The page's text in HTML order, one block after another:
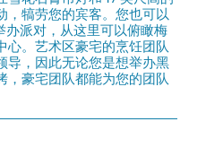
，犒劳您的宾客。您也可以
办派对，从这里可以俯瞰梅
心。艺术区豪宅的烹饪团队
导，因此无论您是想举办黑
，豪宅团队都能为您的团队